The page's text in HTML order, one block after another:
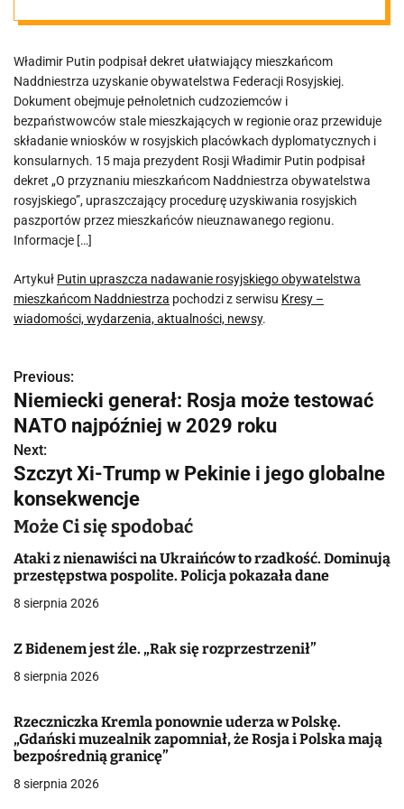
mieszkańcom
Naddniestrza
Władimir Putin podpisał dekret ułatwiający mieszkańcom
Naddniestrza uzyskanie obywatelstwa Federacji Rosyjskiej.
Dokument obejmuje pełnoletnich cudzoziemców i
bezpaństwowców stale mieszkających w regionie oraz przewiduje
składanie wniosków w rosyjskich placówkach dyplomatycznych i
konsularnych. 15 maja prezydent Rosji Władimir Putin podpisał
dekret „O przyznaniu mieszkańcom Naddniestrza obywatelstwa
rosyjskiego”, upraszczający procedurę uzyskiwania rosyjskich
paszportów przez mieszkańców nieuznawanego regionu.
Informacje […]
Artykuł Putin upraszcza nadawanie rosyjskiego obywatelstwa
mieszkańcom Naddniestrza pochodzi z serwisu Kresy –
wiadomości, wydarzenia, aktualności, newsy.
N
a
w
i
g
a
c
a
p
i
s
Previous:
Niemiecki generał: Rosja może testować
NATO najpóźniej w 2029 roku
Next:
Szczyt Xi-Trump w Pekinie i jego globalne
konsekwencje
Może Ci się spodobać
Ataki z nienawiści na Ukraińców to rzadkość. Dominują
przestępstwa pospolite. Policja pokazała dane
8 sierpnia 2026
Z Bidenem jest źle. „Rak się rozprzestrzenił”
8 sierpnia 2026
Rzeczniczka Kremla ponownie uderza w Polskę.
„Gdański muzealnik zapomniał, że Rosja i Polska mają
bezpośrednią granicę”
8 sierpnia 2026